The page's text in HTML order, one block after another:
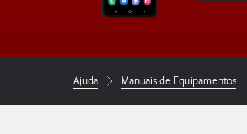
Ajuda Manuais de Equipamentos